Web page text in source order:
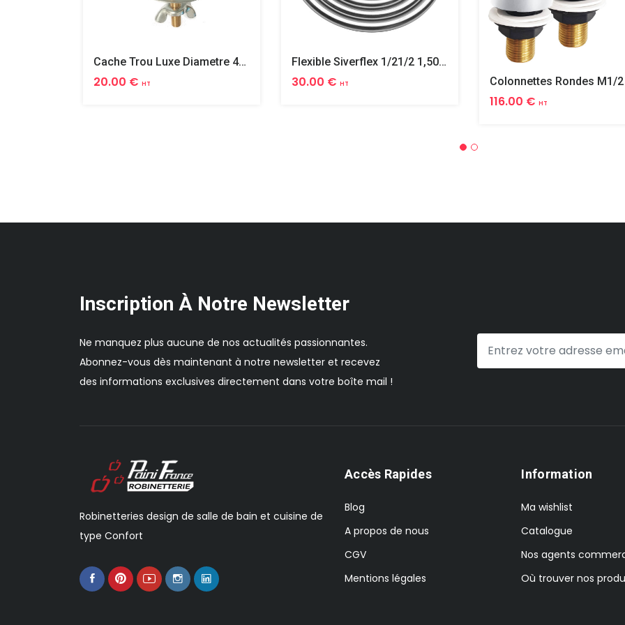
Cache Trou Luxe Diametre 40 Laiton
20.00 € HT
Flexible Siverflex 1/21/2 1,50m Tournant
30.00 € HT
116.00 € HT
Inscription À Notre Newsletter
Ne manquez plus aucune de nos actualités passionnantes.
Abonnez-vous dès maintenant à notre newsletter et recevez
des informations exclusives directement dans votre boîte mail !
Robinetteries design de salle de bain et cuisine de
type Confort
Accès Rapides
Blog
A propos de nous
CGV
Mentions légales
Information
Ma wishlist
Catalogue
Nos agents
Où trouver nos